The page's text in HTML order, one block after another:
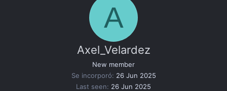
A
Axel_Velardez
New member
Se incorporó
26 Jun 2025
Last seen
26 Jun 2025